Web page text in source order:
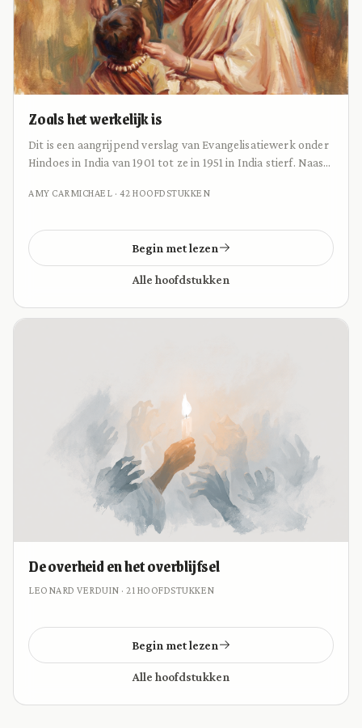
Zoals het werkelijk is
Dit is een aangrijpend verslag van Evangelisatiewerk onder
Hindoes in India van 1901 tot ze in 1951 in India stierf. Naast
gemeenschappen, werd ze ook door de Heere gebruikt om
vol ernst schildert ze de geestelijke strijd zoals die zich
werkelijk afspeelt als we de straat op gaan om te getuigen
van Jezus.
AMY CARMICHAEL · 42 HOOFDSTUKKEN
Begin met lezen
Alle hoofdstukken
De overheid en het overblijfsel
LEONARD VERDUIN · 21 HOOFDSTUKKEN
Begin met lezen
Alle hoofdstukken